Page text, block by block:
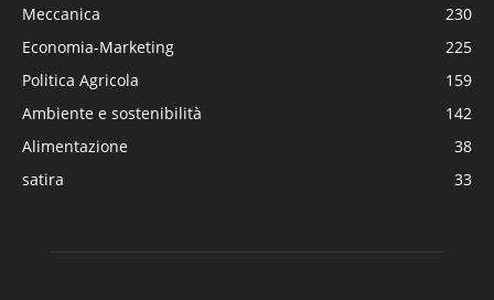
Meccanica
230
Economia-Marketing
225
Politica Agricola
159
Ambiente e sostenibilità
142
Alimentazione
38
satira
33